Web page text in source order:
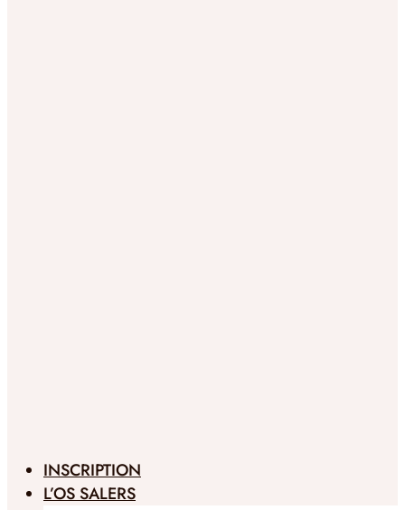
INSCRIPTION
L’OS SALERS